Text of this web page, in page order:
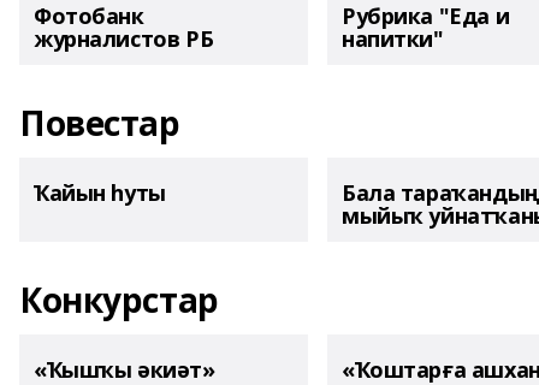
Фотобанк
журналистов РБ
Рубрика "Еда и
напитки"
Повестар
Ҡайын һуты Бала тараҡандың
мыйыҡ
Конкурстар
«Ҡышҡы әкиәт» «Ҡоштарға